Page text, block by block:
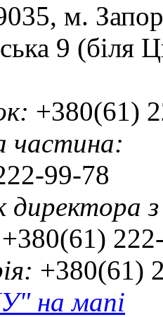
м.
9 (біля
+380(61)
частина:
99-78
директора
+380(61)
+380(61)
на мапі